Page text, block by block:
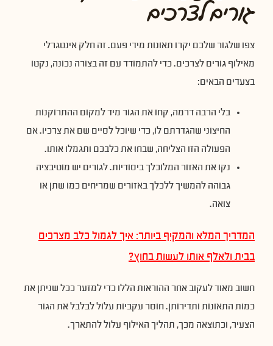
גורים לצרכים
צפו שלגור שלכם יקרו תאונות מידי פעם. זה חלק אינטגרלי
מאילוף גורים לצרכים. כדי להתמודד עם זה בצורה נכונה, נקטו
בצעדים הבאים:
בלי הרבה דרמה, קחו את הגור מיד למקום ההתרוקנות
החיצוני שהגדרתם לו, כדי שיוכל לסיים שם את צרכיו. אם
הפעולה הזו הצליחה, שבחו את כלבכם ותגמלו אותו.
נקו את האזור המלוכלך ביסודיות. לגורים יש מוטיבציה
גבוהה להמשיך ללכלך באזורים שמריחים כמו שתן או
צואה.
המדריך המלא והמקיף ביותר: איך לגמול כלב מצרכים
בבית ולאלף אותו לעשות בחוץ?
חשוב מאוד לעקוב אחר ההוראות הללו כדי למזער ככל שניתן את
כמות התאונות ותדירותן. חוסר עקביות עלול לבלבל את הגור
הצעיר, וכתוצאה מכך, תהליך האילוף עלול להתארך.